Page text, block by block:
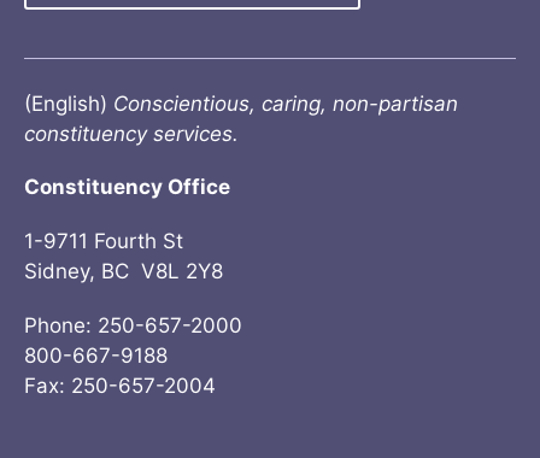
(English) Conscientious, caring, non-partisan
constituency services.
Constituency Office
1-9711 Fourth St
Sidney, BC V8L 2Y8
Phone: 250-657-2000
800-667-9188
Fax: 250-657-2004